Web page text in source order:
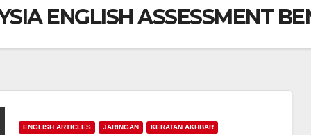
ENGLISH ASSESSMENT
ENGLISH ARTICLES JARINGAN KERATAN AKHBAR